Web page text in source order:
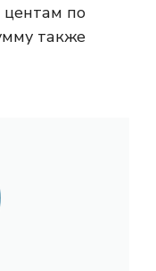
по
также